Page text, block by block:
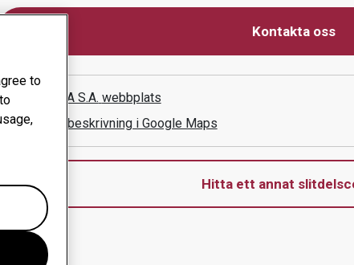
Kontakta oss
RECOLSA S.A. webbplats
Visa vägbeskrivning i Google Maps
Hitta ett annat
to